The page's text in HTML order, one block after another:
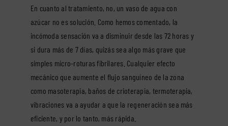
En cuanto al tratamiento, no, un vaso de agua con
azúcar no es solución. Como hemos comentado, la
incómoda sensación va a disminuir desde las 72 horas y
si dura más de 7 días, quizás sea algo más grave que
simples micro-roturas fibrilares. Cualquier efecto
mecánico que aumente el flujo sanguíneo de la zona
como masoterapia, baños de crioterapia, termoterapia,
vibraciones va a ayudar a que la regeneración sea más
eficiente, y por lo tanto, más rápida.